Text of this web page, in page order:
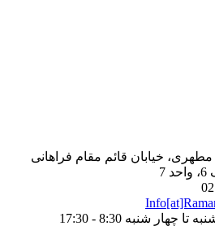
مطهری، خیابان قائم مقام فراهانی
تا چهار شنبه 8:30 - 17:30